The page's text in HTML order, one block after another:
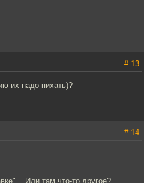
# 13
их надо пихать)?
# 14
Или там что-то другое?